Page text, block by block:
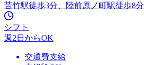
苦竹駅徒歩3分、陸前原ノ町駅徒歩8分
シフト
週2日からOK
交通費支給